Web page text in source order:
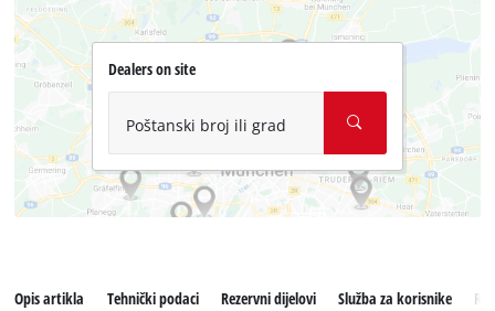
Dealers on site
Poštanski broj ili grad
Opis artikla Tehnički podaci Rezervni dijelovi Služba za korisnike